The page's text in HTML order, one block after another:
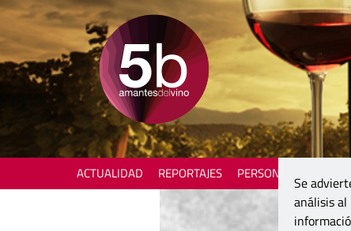
ACTUALIDAD REPORTAJES PERSONAJES
Se
análisis